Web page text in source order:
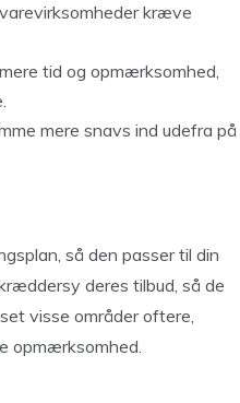
kræve
tid og opmærksomhed,
mere snavs ind udefra på
så den passer til din
deres tilbud, så de
visse områder oftere,
opmærksomhed.